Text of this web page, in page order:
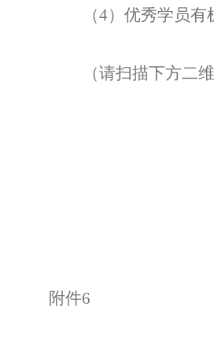
（4）优秀学员有
（请扫描下方二
附件6